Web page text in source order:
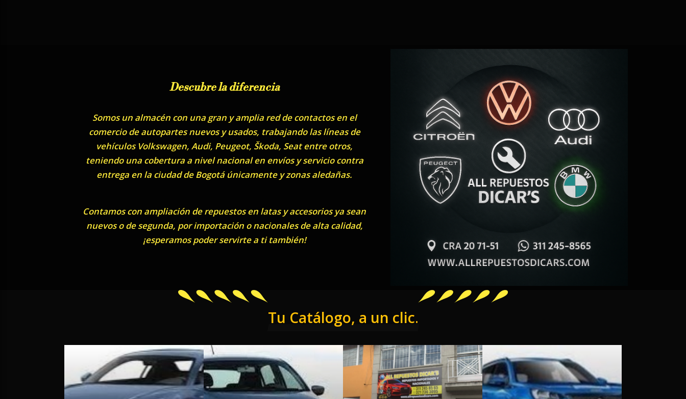
Descubre la diferencia
Somos un almacén con una gran y amplia red de contactos en el
comercio de autopartes nuevos y usados, trabajando las líneas de
vehículos Volkswagen, Audi, Peugeot, Škoda, Seat entre otros,
teniendo una cobertura a nivel nacional en envíos y servicio contra
entrega en la ciudad de Bogotá únicamente y zonas aledañas.
Contamos con ampliación de repuestos en latas y accesorios ya sean
nuevos o de segunda, por importación o nacionales de alta calidad,
¡esperamos poder servirte a ti también!
Tu Catálogo, a un clic.